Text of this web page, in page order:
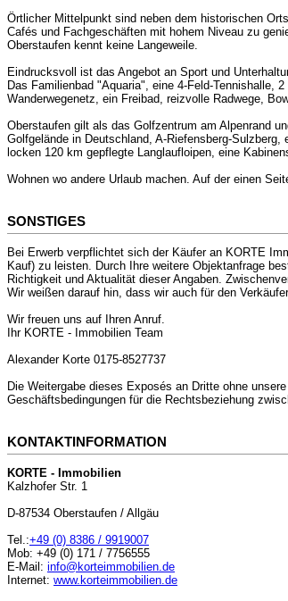
Örtlicher Mittelpunkt sind neben dem historischen
Cafés und Fachgeschäften mit hohem Niveau zu
Oberstaufen kennt keine Langeweile.
Eindrucksvoll ist das Angebot an Sport und
Das Familienbad "Aquaria", eine 4-Feld-Tennishalle,
Wanderwegenetz, ein Freibad, reizvolle Radwege,
Oberstaufen gilt als das Golfzentrum am Alpenrand
Golfgelände in Deutschland, A-Riefensberg-
locken 120 km gepflegte Langlaufloipen, eine
Wohnen wo andere Urlaub machen. Auf der einen
SONSTIGES
Bei Erwerb verpflichtet sich der Käufer an KORTE
Kauf) zu leisten. Durch Ihre weitere Objektanfrage
Richtigkeit und Aktualität dieser Angaben.
Wir weißen darauf hin, dass wir auch für den
Wir freuen uns auf Ihren Anruf.
Ihr KORTE - Immobilien Team
Alexander Korte 0175-8527737
Die Weitergabe dieses Exposés an Dritte ohne
Geschäftsbedingungen für die Rechtsbeziehung
KONTAKTINFORMATION
KORTE - Immobilien
Kalzhofer Str. 1
D-87534 Oberstaufen / Allgäu
Tel.:+49 (0) 8386 / 9919007
Mob: +49 (0) 171 / 7756555
E-Mail: info@korteimmobilien.de
Internet: www.korteimmobilien.de